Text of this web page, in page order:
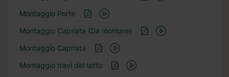
Montaggio Porte
Montaggio Capriata (Da montare)
Montaggio Capriata
Montaggio travi del tetto